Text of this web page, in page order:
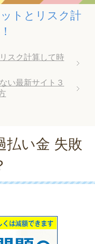
トとリスク計
スク計算して時
い最新サイト３
払い金 失敗